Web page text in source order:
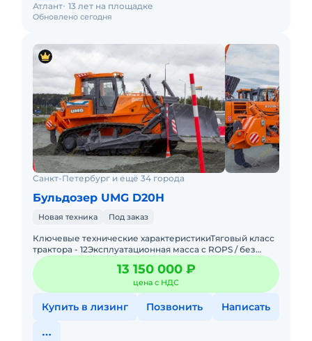
Обновлено сегодня
Атлант 13 лет на площадке
Санкт-Петербург и ещё 34 города
Бульдозер UMG D20H
Новая техника Под заказ
Ключевые технические характеристикиТяговый класс
трактора - 12Эксплуатационная масса с ROPS / без
ROPS, т - 20700 / 20250Двигатель, модель -
ЯМЗ-536Номинальная13 150 000 ₽
цена с НДС
Купить в лизинг Позвонить Написать